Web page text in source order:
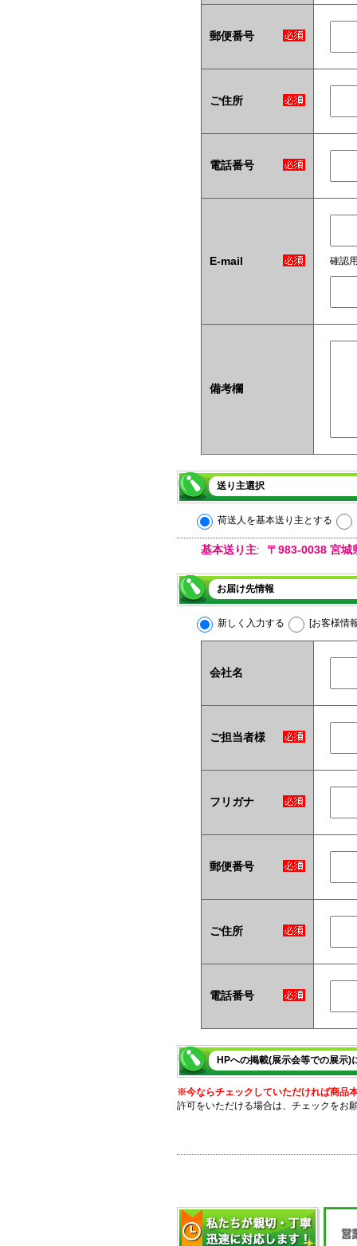
郵便番号
ご住所
電話番号
E-mail 確認
備考欄
送り主選択
荷送人を基本送り主とする
基本送り主: 〒983-0038 宮城
お届け先情報
新しく入力する [お客様情
会社名
ご担当者様
フリガナ
郵便番号
ご住所
電話番号
HPへの掲載(展示会等での展示)
※今ならチェックしていただければ商品
許可をいただける場合は、チェックをお